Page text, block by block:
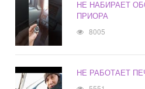
НЕ НАБИРАЕТ
ПРИОРА
8005
НЕ РАБОТАЕТ